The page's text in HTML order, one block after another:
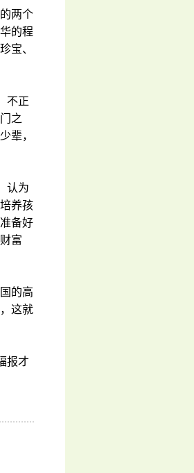
两个
的程
宝、
不正
之
辈，
认为
养孩
备好
富
的高
这就
报才